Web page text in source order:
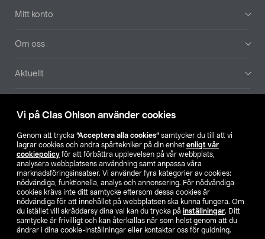
Vi på Clas Ohlson använder cookies
Genom att trycka ”Acceptera alla cookies” samtycker du till att vi
lagrar cookies och andra spårtekniker på din enhet enligt vår
cookiepolicy för att förbättra upplevelsen på vår webbplats,
analysera webbplatsens användning samt anpassa våra
marknadsföringsinsatser. Vi använder fyra kategorier av cookies:
nödvändiga, funktionella, analys och annonsering. För nödvändiga
cookies krävs inte ditt samtycke eftersom dessa cookies är
nödvändiga för att innehållet på webbplatsen ska kunna fungera. Om
du istället vill skräddarsy dina val kan du trycka på inställningar. Ditt
samtycke är frivilligt och kan återkallas när som helst genom att du
ändrar i dina cookie-inställningar eller kontaktar oss för guidning.
Mitt konto
Om oss
Aktuellt
Hitta butik
SE NO FI